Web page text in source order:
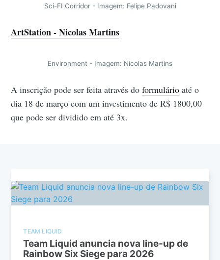
Sci-FI Corridor - Imagem: Felipe Padovani
ArtStation - Nicolas Martins
Environment - Imagem: Nicolas Martins
A inscrição pode ser feita através doformulário até o
dia 18 de março com um investimento de R$ 1800,00
que pode ser dividido em até 3x.
TEAM LIQUID
Team Liquid anuncia nova line-up de
Rainbow Six Siege para 2026